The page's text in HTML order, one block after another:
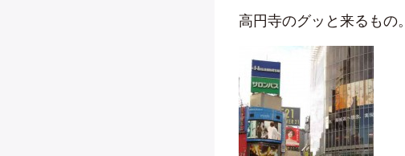
高円寺のグッと来るもの。